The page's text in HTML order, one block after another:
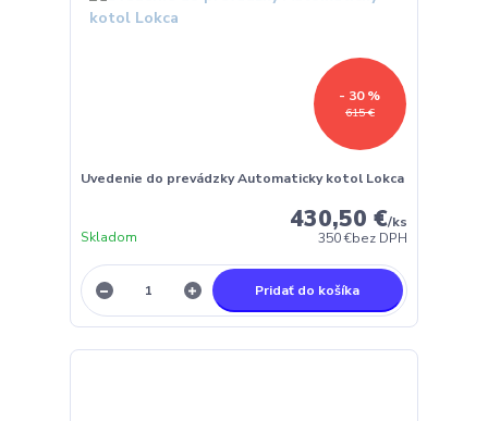
615 €
- 30 %
Uvedenie do prevádzky Automaticky kotol Lokca
430,50 €/ks
350 €bez DPH
Skladom
Pridať do košíka